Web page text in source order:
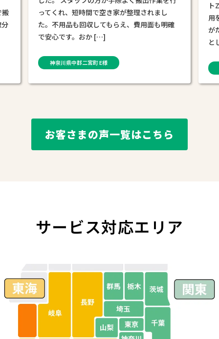
トZEROさんに相談すると「不要品の買取で費
用を抑えられる」と聞きお願いしました。 物
がたまり散乱した空き家が、2日間でスッキリ
とした状態に […]
東京都西多摩郡奥多摩町 D様
た
払
フ
部
お客さまの声一覧はこちら
サービス対応エリア